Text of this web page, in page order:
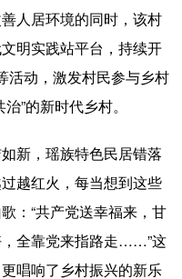
人居环境的同时，该村
明实践站平台，持续开
活动，激发村民参与乡村
”的新时代乡村。
新，瑶族特色民居错落
越红火，每当想到这些
：“共产党送幸福来，甘
，全靠党来指路走……”这
唱响了乡村振兴的新乐